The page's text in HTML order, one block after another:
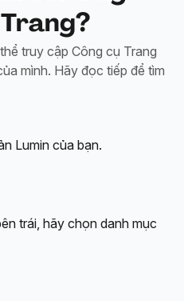
truy cập Công cụ Trang
mình. Hãy đọc tiếp để tìm
Lumin của bạn.
trái, hãy chọn danh mục